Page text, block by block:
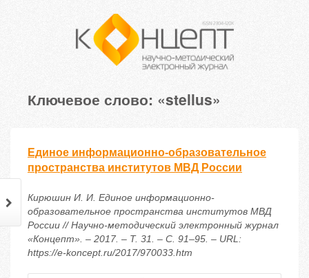
Ключевое слово: «stellus»
Единое информационно-образовательное
пространства институтов МВД России
Кирюшин И. И. Единое информационно-
образовательное пространства институтов МВД
России // Научно-методический электронный журнал
«Концепт». – 2017. – Т. 31. – С. 91–95. – URL:
https://e-koncept.ru/2017/970033.htm